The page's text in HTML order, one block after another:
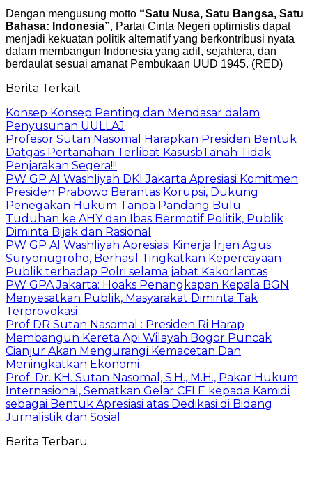
Dengan mengusung motto “Satu Nusa, Satu Bangsa, Satu
Bahasa: Indonesia”, Partai Cinta Negeri optimistis dapat
menjadi kekuatan politik alternatif yang berkontribusi nyata
dalam membangun Indonesia yang adil, sejahtera, dan
berdaulat sesuai amanat Pembukaan UUD 1945. (RED)
Berita Terkait
Konsep Konsep Penting dan Mendasar dalam
Penyusunan UULLAJ
Profesor Sutan Nasomal Harapkan Presiden Bentuk
Datgas Pertanahan Terlibat KasusbTanah Tidak
Penjarakan Segera!!!
PW GP Al Washliyah DKI Jakarta Apresiasi Komitmen
Presiden Prabowo Berantas Korupsi, Dukung
Penegakan Hukum Tanpa Pandang Bulu
Tuduhan ke AHY dan Ibas Bermotif Politik, Publik
Diminta Bijak dan Rasional
PW GP Al Washliyah Apresiasi Kinerja Irjen Agus
Suryonugroho, Berhasil Tingkatkan Kepercayaan
Publik terhadap Polri selama jabat Kakorlantas
PW GPA Jakarta: Hoaks Penangkapan Kepala BGN
Menyesatkan Publik, Masyarakat Diminta Tak
Terprovokasi
Prof DR Sutan Nasomal : Presiden Ri Harap
Membangun Kereta Api Wilayah Bogor Puncak
Cianjur Akan Mengurangi Kemacetan Dan
Meningkatkan Ekonomi
Prof. Dr. KH. Sutan Nasomal, S.H., M.H., Pakar Hukum
Internasional, Sematkan Gelar CFLE kepada Kamidi
sebagai Bentuk Apresiasi atas Dedikasi di Bidang
Jurnalistik dan Sosial
Berita Terbaru